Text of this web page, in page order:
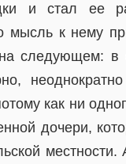
и стал ее
мысль к нему
следующем:
как ни
дочери,
местности.